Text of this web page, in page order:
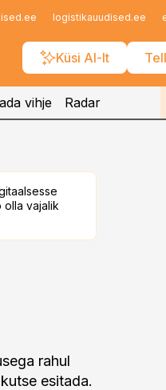
logistikauudised.ee
Küsi AI-lt
vihje Radar
olla vajalik
rahul
esitada.